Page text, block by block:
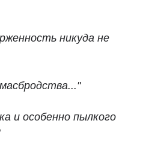
никуда не
и особенно пылкого